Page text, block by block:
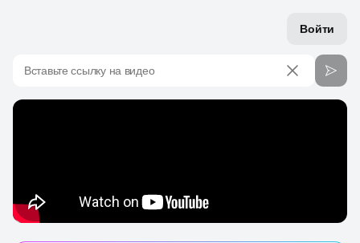
Войти
Вставьте ссылку на видео